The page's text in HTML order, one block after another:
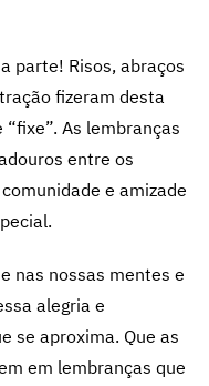
parte! Risos, abraços
fizeram desta
As lembranças
entre os
e amizade
nas nossas mentes e
alegria e
se aproxima. Que as
em lembranças que